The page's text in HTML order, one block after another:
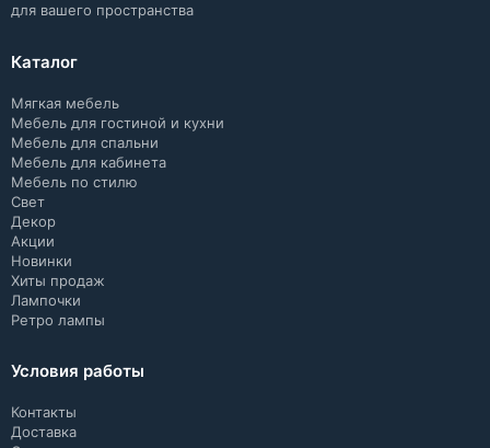
для вашего пространства
Каталог
Мягкая мебель
Мебель для гостиной и кухни
Мебель для спальни
Мебель для кабинета
Мебель по стилю
Свет
Декор
Акции
Новинки
Хиты продаж
Лампочки
Ретро лампы
Условия работы
Контакты
Доставка